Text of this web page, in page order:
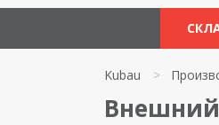
Kubau >
Внешний